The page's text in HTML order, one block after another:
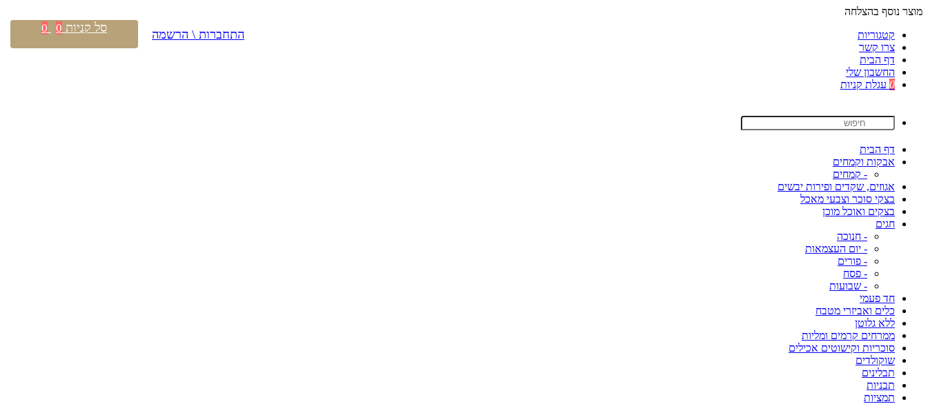
מוצר נוסף בהצלחה
קטגוריות
צרו קשר
דף הבית
החשבון שלי
0 עגלת קניות
דף הבית
אבקות וקמחים
- קמחים
אגוזים, שקדים ופירות יבשים
בצקי סוכר וצבעי מאכל
בצקים ואוכל מוכן
חגים
- חנוכה
- יום העצמאות
- פורים
- פסח
- שבועות
חד פעמי
כלים ואביזרי מטבח
ללא גלוטן
ממרחים קרמים ומליות
סוכריות וקישוטים אכילים
שוקולדים
תבלינים
תבניות
תמציות
התחברות \ הרשמה סל קניות 0
0